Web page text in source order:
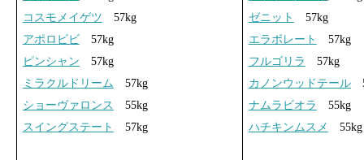
コスモメイゲツ 57kg
アポロビビ57kg
ピンシャン 57kg
ミラクルドリーム 57kg
ショーヴァロンス
55kg
スイングステート
57kg
ゼニット
57kg
エラボレート
57kg
フルゴリラ
57kg
カノンウッドテール
ナムラビオラ
55kg
ハチキンムスメ
55kg